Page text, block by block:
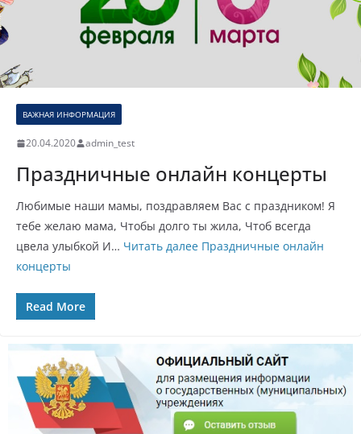
ВАЖНАЯ ИНФОРМАЦИЯ
20.04.2020 admin_test
Праздничные онлайн концерты
Любимые наши мамы, поздравляем Вас с праздником! Я
тебе желаю мама, Чтобы долго ты жила, Чтоб всегда
цвела улыбкой И… Читать далее Праздничные онлайн
концерты
Read More